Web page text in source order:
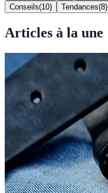
Conseils(10) Tendances(8)
Articles à la une